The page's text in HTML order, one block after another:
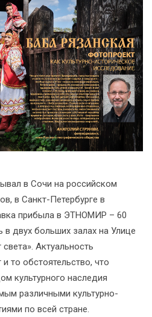
в Сочи на российском
в Санкт-Петербурге в
прибыла в ЭТНОМИР – 60
двух больших залах на Улице
Актуальность
то обстоятельство, что
культурного наследия
различными культурно-
по всей стране.